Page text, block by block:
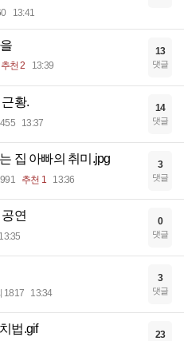
13:41
추천 2 13:39
13
댓글
황.
13:37
14
댓글
집 아빠의 취미.jpg
추천 1 13:36
3
댓글
연
13:35
0
댓글
1817 13:34
3
댓글
법.gif 23